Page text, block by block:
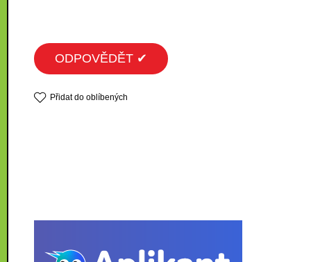
ODPOVĚDĚT ✔
Přidat do oblíbených